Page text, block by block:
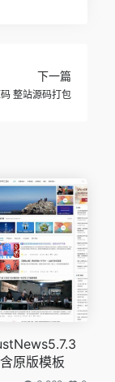
下一篇
整站源码打包
原版模板